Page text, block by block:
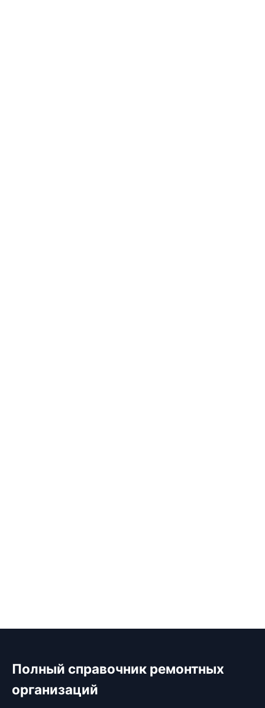
Полный справочник ремонтных
организаций